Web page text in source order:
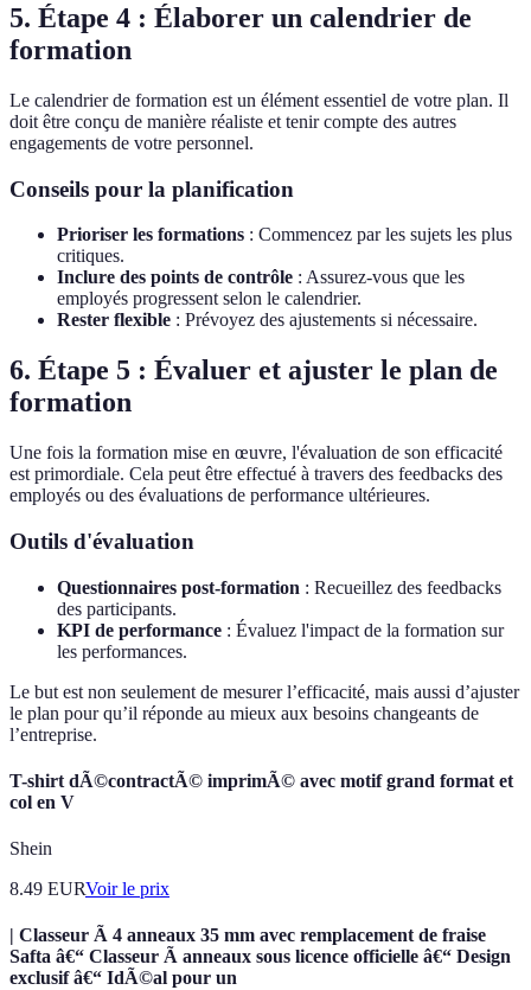
5. Étape 4 : Élaborer un calendrier de
formation
Le calendrier de formation est un élément essentiel de votre plan. Il
doit être conçu de manière réaliste et tenir compte des autres
engagements de votre personnel.
Conseils pour la planification
Prioriser les formations : Commencez par les sujets les plus
critiques.
Inclure des points de contrôle : Assurez-vous que les
employés progressent selon le calendrier.
Rester flexible : Prévoyez des ajustements si nécessaire.
6. Étape 5 : Évaluer et ajuster le plan de
formation
Une fois la formation mise en œuvre, l'évaluation de son efficacité
est primordiale. Cela peut être effectué à travers des feedbacks des
employés ou des évaluations de performance ultérieures.
Outils d'évaluation
Questionnaires post-formation : Recueillez des feedbacks
des participants.
KPI de performance : Évaluez l'impact de la formation sur
les performances.
Le but est non seulement de mesurer l’efficacité, mais aussi d’ajuster
le plan pour qu’il réponde au mieux aux besoins changeants de
l’entreprise.
T-shirt dÃ©contractÃ© imprimÃ© avec motif grand format et
col en V
Shein
8.49 EURVoir le prix
| Classeur Ã 4 anneaux 35 mm avec remplacement de fraise
Safta â€“ Classeur Ã anneaux sous licence officielle â€“ Design
exclusif â€“ IdÃ©al pour un